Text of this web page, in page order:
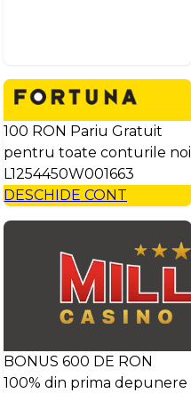
100 RON Pariu Gratuit
pentru toate conturile noi
L1254450W001663
DESCHIDE CONT
BONUS 600 DE RON
100% din prima depunere